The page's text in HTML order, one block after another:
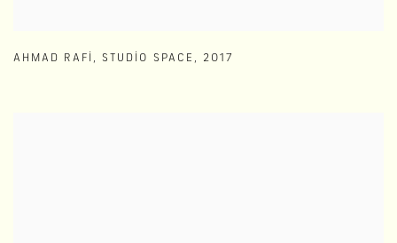
AHMAD RAFI , STUDIO SPACE , 2017